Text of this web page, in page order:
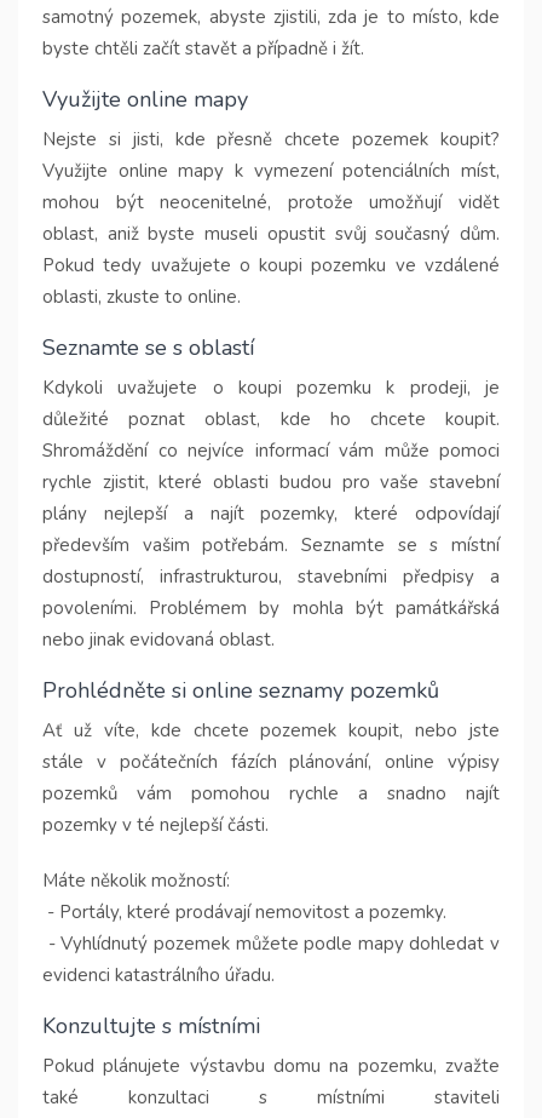
samotný pozemek, abyste zjistili, zda je to místo, kde
byste chtěli začít stavět a případně i žít.
Využijte online mapy
Nejste si jisti, kde přesně chcete pozemek koupit?
Využijte online mapy k vymezení potenciálních míst,
mohou být neocenitelné, protože umožňují vidět
oblast, aniž byste museli opustit svůj současný dům.
Pokud tedy uvažujete o koupi pozemku ve vzdálené
oblasti, zkuste to online.
Seznamte se s oblastí
Kdykoli uvažujete o koupi pozemku k prodeji, je
důležité poznat oblast, kde ho chcete koupit.
Shromáždění co nejvíce informací vám může pomoci
rychle zjistit, které oblasti budou pro vaše stavební
plány nejlepší a najít pozemky, které odpovídají
především vašim potřebám. Seznamte se s místní
dostupností, infrastrukturou, stavebními předpisy a
povoleními. Problémem by mohla být památkářská
nebo jinak evidovaná oblast.
Prohlédněte si online seznamy pozemků
Ať už víte, kde chcete pozemek koupit, nebo jste
stále v počátečních fázích plánování, online výpisy
pozemků vám pomohou rychle a snadno najít
pozemky v té nejlepší části.
Máte několik možností:
- Portály, které prodávají nemovitost a pozemky.
- Vyhlídnutý pozemek můžete podle mapy dohledat v
evidenci katastrálního úřadu.
Konzultujte s místními
Pokud plánujete výstavbu domu na pozemku, zvažte
také konzultaci s místními staviteli